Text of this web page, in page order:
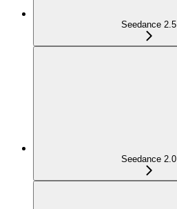
Seedance 2.5
Seedance 2.0